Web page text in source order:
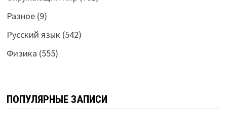
Разное(9)
Русский язык (542)
Физика (555)
ПОПУЛЯРНЫЕ ЗАПИСИ